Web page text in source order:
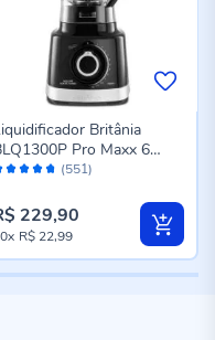
(551)
Britânia
Pro Maxx 6
229,90
R$ 22,99